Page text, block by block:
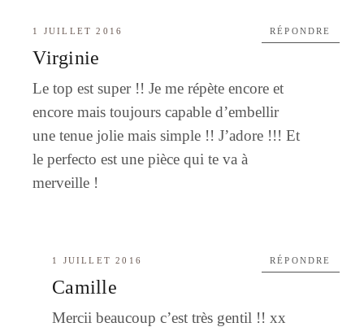
1 JUILLET 2016
Virginie
Le top est super !! Je me répète encore et
encore mais toujours capable d’embellir
une tenue jolie mais simple !! J’adore !!! Et
le perfecto est une pièce qui te va à
merveille !
RÉPONDRE
1 JUILLET 2016
Camille
Mercii beaucoup c’est très gentil !! xx
RÉPONDRE